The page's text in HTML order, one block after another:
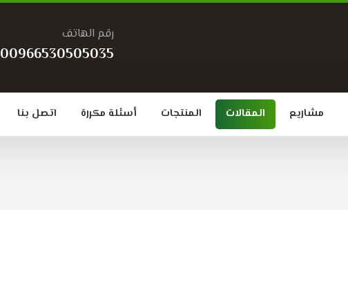
رقم الهاتف
00966530505035
مشاريع المقالات المنتجات أسئلة مكررة اتصل بنا